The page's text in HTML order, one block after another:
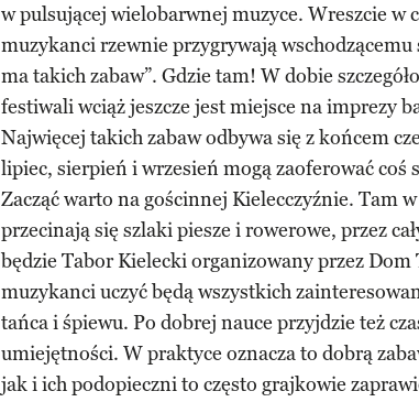
w pulsującej wielobarwnej muzyce. Wreszcie w
muzykanci rzewnie przygrywają wschodzącemu
ma takich zabaw”. Gdzie tam! W dobie
festiwali wciąż jeszcze jest miejsce na imprezy
Najwięcej takich zabaw odbywa się z końcem
lipiec, sierpień i wrzesień mogą zaoferować coś
Zacząć warto na gościnnej Kielecczyźnie. Tam
przecinają się szlaki piesze i rowerowe, przez
będzie Tabor Kielecki organizowany przez Dom
muzykanci uczyć będą wszystkich
tańca i śpiewu. Po dobrej nauce przyjdzie też
umiejętności. W praktyce oznacza to dobrą
jak i ich podopieczni to często grajkowie